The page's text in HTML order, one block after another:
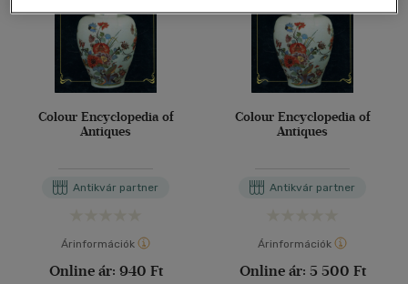
Colour Encyclopedia of
Antiques
Antikvár partner
Árinformációk
Online ár: 940 Ft
Colour Encyclopedia of
Antiques
Antikvár partner
Árinformációk
Online ár: 5 500 Ft